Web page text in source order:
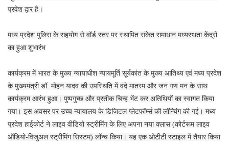
प्रवेश द्वार है।
मध्य प्रदेश पुलिस के सहयोग से वॉर्ड स्तर पर स्थापित संकेत समाधान मध्यस्थता केंद्रों
का हुआ शुभारंभ
कार्यक्रम में भारत के मुख्य न्यायाधीश न्यायमूर्ति सूर्यकांत के मुख्य आतिथ्य एवं मध्य प्रदेश
के मुख्यमंत्री डॉ. मोहन यादव की उपस्थिति में वंदे मातरम और जन गण मन के साथ
कार्यक्रम आरंभ हुआ। पुष्पगुच्छ और प्रतीक चिन्ह भेंट कर अतिथियों का स्वागत किया
गया। इस अवसर पर उच्च न्यायालय के डिजिटल प्लेटफॉर्म्स की लॉन्चिंग की गई। मध्य
प्रदेश हाईकोर्ट ने लाइव वीडियो स्ट्रीमिंग के लिए अपना नया क्लास (कोर्टरूम लाइव
ऑडियो-विजुअल स्ट्रीमिंग सिस्टम) लॉन्च किया। यह एक ओटीटी स्टाइल में तैयार किया